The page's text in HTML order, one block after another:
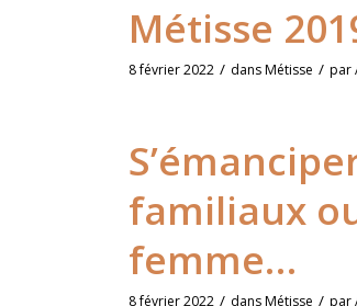
Métisse
8 février 2022 / dansMétisse / par
familiaux
femme…
8 février 2022 / dansMétisse / par